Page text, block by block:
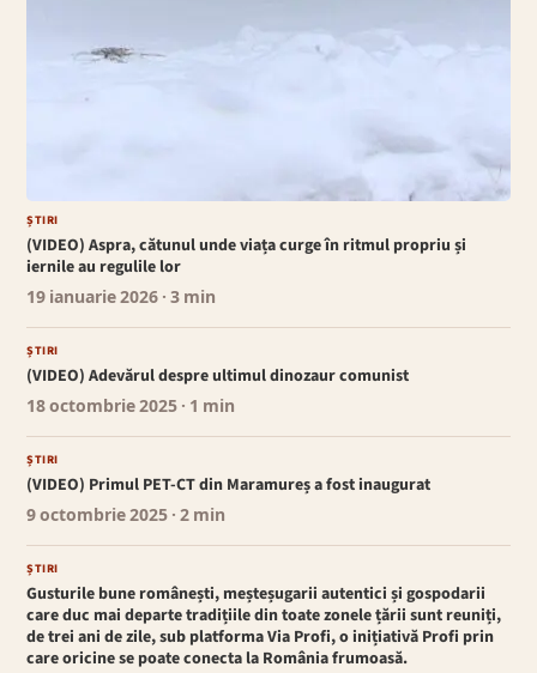
ȘTIRI
(VIDEO) Aspra, cătunul unde viața curge în ritmul propriu și
iernile au regulile lor
19 ianuarie 2026 · 3 min
ȘTIRI
(VIDEO) Adevărul despre ultimul dinozaur comunist
18 octombrie 2025 · 1 min
ȘTIRI
(VIDEO) Primul PET-CT din Maramureș a fost inaugurat
9 octombrie 2025 · 2 min
ȘTIRI
Gusturile bune românești, meșteșugarii autentici și gospodarii
care duc mai departe tradițiile din toate zonele țării sunt reuniți,
de trei ani de zile, sub platforma Via Profi, o inițiativă Profi prin
care oricine se poate conecta la România frumoasă.